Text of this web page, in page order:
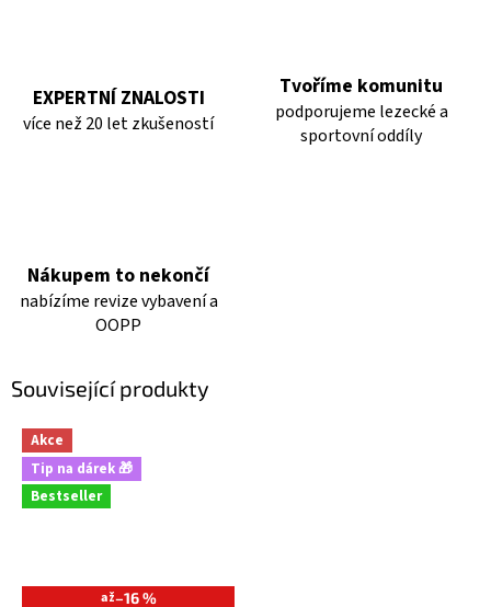
EXPERTNÍ ZNALOSTI
více než 20 let zkušeností
Tvoříme komunitu
podporujeme lezecké a
sportovní oddíly
Nákupem to nekončí
nabízíme revize vybavení a
OOPP
Související produkty
Akce
Tip na dárek 🎁
Bestseller
až–16 %